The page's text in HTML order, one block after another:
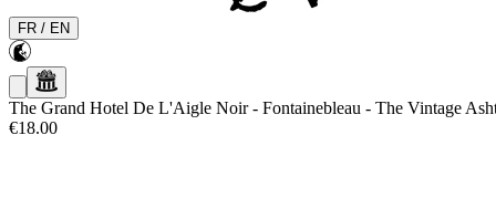
FR / EN
The Grand Hotel De L'Aigle Noir - Fontainebleau - The Vintage
€18.00